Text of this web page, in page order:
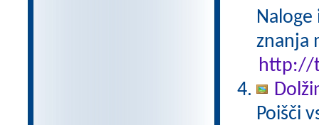
znanja
http://
Poišči